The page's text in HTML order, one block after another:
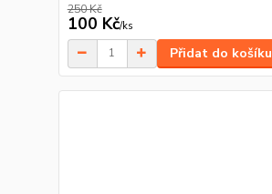
250 Kč
100 Kč/ks
Přidat do košíku